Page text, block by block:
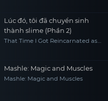
Lúc đó, tôi đã chuyển sinh
thành slime (Phần 2)
That Time I Got Reincarnated as
Mashle: Magic and Muscles
Mashle: Magic and Muscles